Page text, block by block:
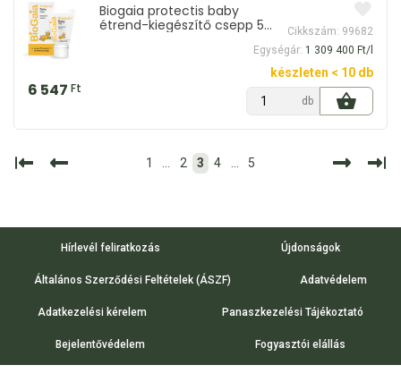
Biogaia protectis baby
étrend-kiegészítő csepp 5
Cikkszám: 99682
Egységár: 1 309 400 Ft/l
6 547 Ft
készleten < 10 db
db
1 2 3 4 5
Hírlevél feliratkozás Újdonságok
Általános Szerződési Feltételek (ÁSZF) Adatvédelem
Adatkezelési kérelem Panaszkezelési Tájékoztató
Bejelentővédelem Fogyasztói elállás